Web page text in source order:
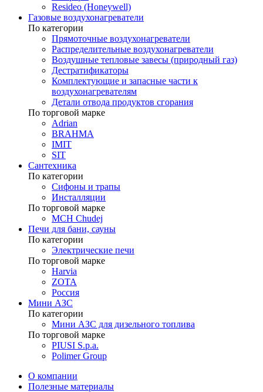
Resideo (Honeywell)
Газовые воздухонагреватели
По категории
Прямоточные воздухонагреватели
Распределительные воздухонагреватели
Воздушные тепловые завесы (природный газ)
Дестратификаторы
Комплектующие и запасные части к
воздухонагревателям
Детали отвода продуктов сгорания
По торговой марке
Adrian
BRAHMA
IMIT
SIT
Сантехника
По категории
Сифоны и трапы
Инсталляции
По торговой марке
MCH Chudej
Печи для бани, сауны
По категории
Электрические печи
По торговой марке
Harvia
ZOTA
Россия
Мини АЗС
По категории
Мини АЗС для дизельного топлива
По торговой марке
PIUSI S.p.a.
Polimer Group
О компании
Полезные материалы